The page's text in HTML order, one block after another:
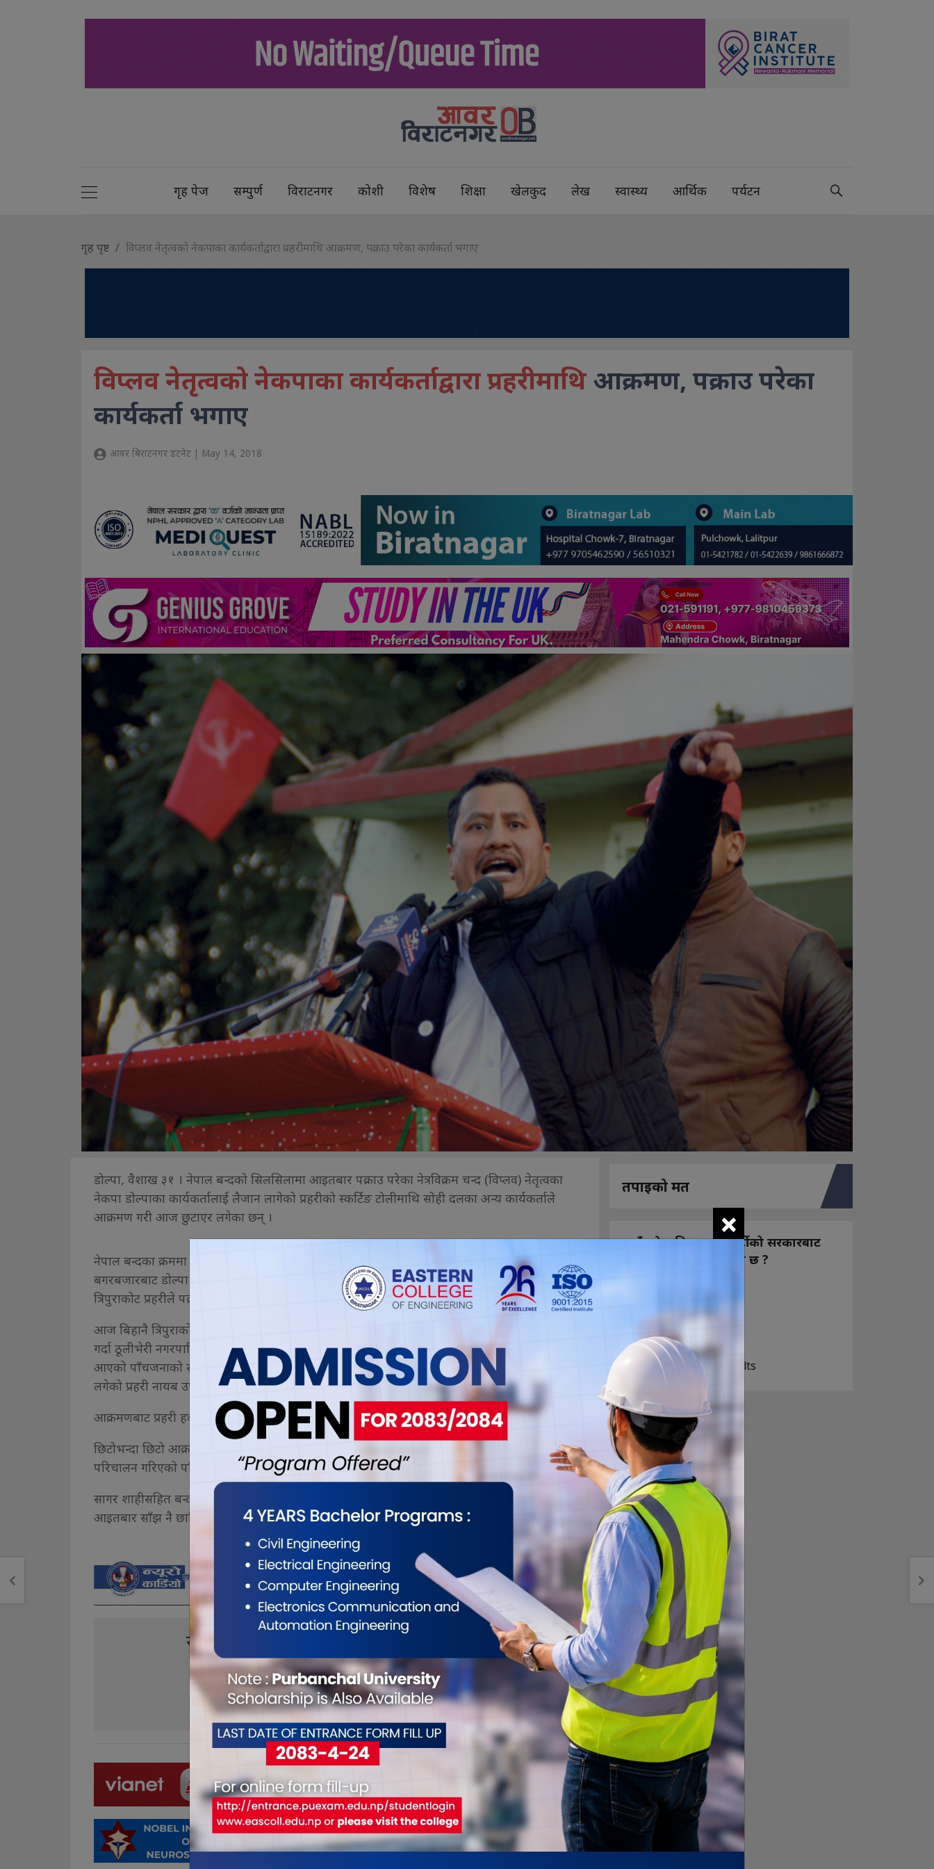
गृह पेज सम्पुर्ण विराटनगर कोशी विशेष शिक्षा खेलकुद लेख स्वास्थ्य आर्थिक पर्यटन
गृह पृष्ट विप्लव नेतृत्वको नेकपाका कार्यकर्ताद्वारा प्रहरीमाथि आक्रमण, पक्राउ परेका कार्यकर्ता भगाए
विप्लव नेतृत्वको नेकपाका कार्यकर्ताद्वारा प्रहरीमाथि आक्रमण, पक्राउ परेका
कार्यकर्ता भगाए
आवर बिराटनगर डटनेट | May 14, 2018
डोल्पा, वैशाख ३१ । नेपाल बन्दको सिलसिलामा आइतबार पक्राउ परेका नेत्रविक्रम चन्द (विप्लव) नेतृत्वका
नेकपा डोल्पाका कार्यकर्तालाई लैजान लागेको प्रहरीको स्कर्टिङ टोलीमाथि सोही दलका अन्य कार्यकर्ताले
आक्रमण गरी आज छुटाएर लगेका छन् ।
नेपाल बन्दका क्रममा बजार बन्द गराउँदै हिँडेको अवस्थामा त्रिपुरासुन्दरी नगरपालिकाअन्तर्गत पर्ने त्रिपुराकोट
बगरबजारबाट डोल्पा मुड्केचुला गाउँपालिका–९ घर भएका उक्त दलका जिल्ला सदस्य सागर शाहीलाई
त्रिपुराकोट प्रहरीले पक्राउ गरेर राखेको थियो ।
आज बिहानै त्रिपुराकोट प्रहरी चौकीबाट स्कर्टिङ गरेर सदस्य शाहीलाई जिल्ला प्रहरी कार्यालय दुनैतर्फ लैजाँदै
गर्दा ठूलीभेरी नगरपालिका–९ अन्तर्गत पर्ने भेत्तिडाँडोमा उक्त दलका जिल्ला इन्चार्ज अजित विष्टको नेतृत्वमा
आएको पाँचजनाको समूहले प्रहरी हवल्दार धनसिं कठायत र प्रज जयलाल बस्नेतमाथि आक्रमण गरी छुटाएर
लगेको प्रहरी नायब उपरीक्षक हरिप्रसाद शर्माले बताए ।
आक्रमणबाट प्रहरी हवल्दार कठायत र प्रज बस्नेतलाई सामान्य चोट लागेको बताइएको छ ।
छिटोभन्दा छिटो आक्रमणकारीलाई पक्राउ गर्नका लागि त्रिपुराकोट जुफाल, कालागौडा र दुनैबाट ३५ प्रहरी
परिचालन गरिएको पनि प्रहरी नायब उपरीक्षक शर्माले जानकारी दिए ।
सागर शाहीसहित बन्दका क्रममा पक्राउ परेका नेकपाका विवश शाही र दिनेश सिंहलाई भने प्रहरीले
आइतबार साँझ नै छाडिसकेको थियो । (रासस)
यो खबर पढेर तपाईलाई कस्तो महसुस भयो ?
0 0 0 0 0
तपाइको मत
नयाँ बन्ने राष्ट्रिय स्वतन्त्र पार्टीको सरकारबाट
कस्तो अपेक्षा राख्नुभएको छ ?
खोइ, खासै आशा छैन
ज सुकै होस्
View Results
×